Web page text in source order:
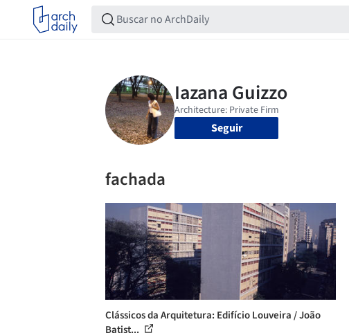
Seguir
fachada
Clássicos da Arquitetura: Edifício Louveira / João
Batist...